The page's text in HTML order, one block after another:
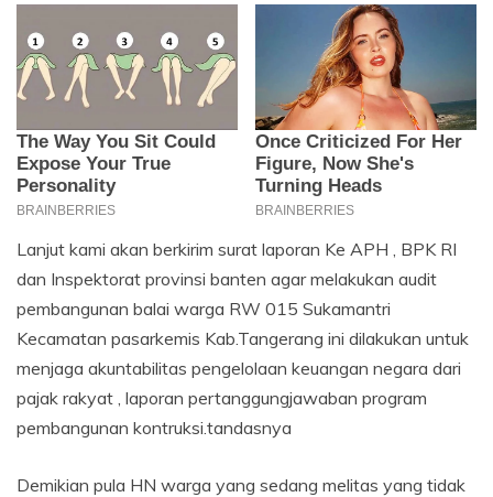
Lanjut kami akan berkirim surat laporan Ke APH , BPK RI
dan Inspektorat provinsi banten agar melakukan audit
pembangunan balai warga RW 015 Sukamantri
Kecamatan pasarkemis Kab.Tangerang ini dilakukan untuk
menjaga akuntabilitas pengelolaan keuangan negara dari
pajak rakyat , laporan pertanggungjawaban program
pembangunan kontruksi.tandasnya
Demikian pula HN warga yang sedang melitas yang tidak